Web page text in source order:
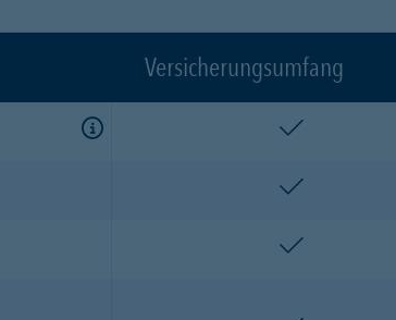
Versicherungsumfang
enthalten
enthalten
enthalten